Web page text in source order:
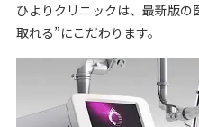
ひよりクリニックは、最新版
取れる”にこだわります。